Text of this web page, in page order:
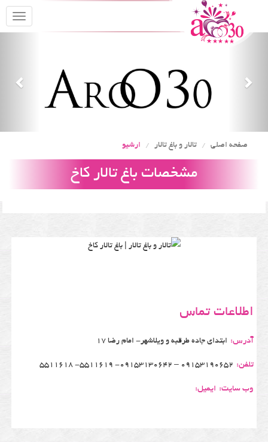
صفحه اصلی تالار و باغ تالار ارشیو
مشخصات باغ تالار کاخ
اطلاعات تماس
آدرس: ابتدای جاده طرقبه و ویلاشهر- امام رضا 17
تلفن: 09153190652 – 09153130642- 5511619- 5511618
وب سایت: ایمیل: